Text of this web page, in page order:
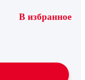
В избранное